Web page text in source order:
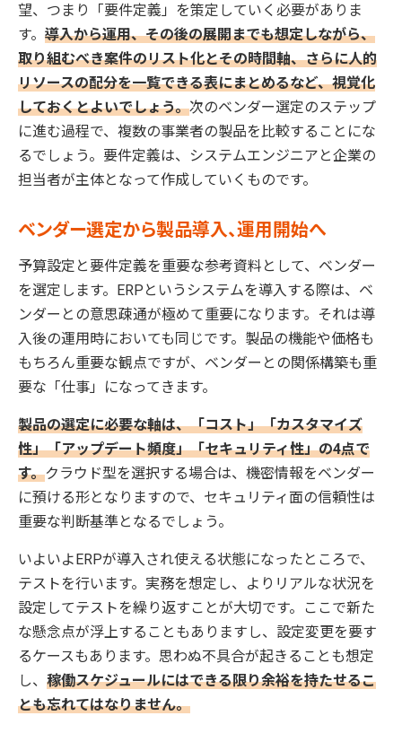
望、つまり「要件定義」を策定していく必要がありま
す。 導入から運用、その後の展開までも想定しながら、
取り組むべき案件のリスト化とその時間軸、さらに人的
リソースの配分を一覧できる表にまとめるなど、視覚化
しておくとよいでしょう。次のベンダー選定のステップ
に進む過程で、複数の事業者の製品を比較することにな
るでしょう。要件定義は、システムエンジニアと企業の
担当者が主体となって作成していくものです。
ベンダー選定から製品導入、運用開始へ
予算設定と要件定義を重要な参考資料として、ベンダー
を選定します。ERPというシステムを導入する際は、ベ
ンダーとの意思疎通が極めて重要になります。それは導
入後の運用時においても同じです。製品の機能や価格も
もちろん重要な観点ですが、ベンダーとの関係構築も重
要な「仕事」になってきます。
製品の選定に必要な軸は、「コスト」「カスタマイズ
性」「アップデート頻度」「セキュリティ性」の4点で
す。クラウド型を選択する場合は、機密情報をベンダー
に預ける形となりますので、セキュリティ面の信頼性は
重要な判断基準となるでしょう。
いよいよERPが導入され使える状態になったところで、
テストを行います。実務を想定し、よりリアルな状況を
設定してテストを繰り返すことが大切です。ここで新た
な懸念点が浮上することもありますし、設定変更を要す
るケースもあります。思わぬ不具合が起きることも想定
し、 稼働スケジュールにはできる限り余裕を持たせるこ
とも忘れてはなりません。